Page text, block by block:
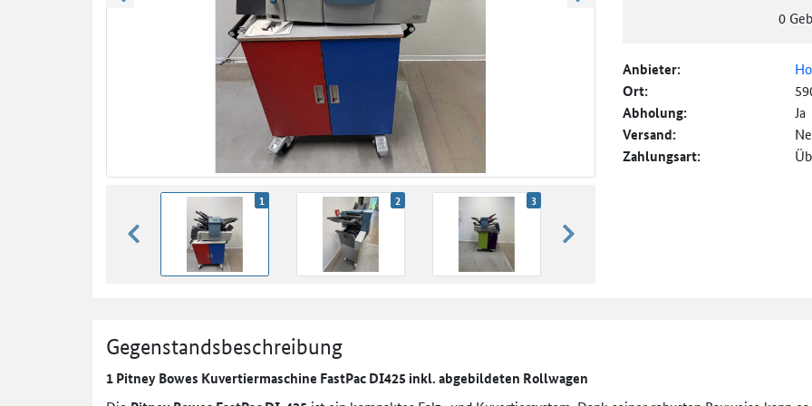
zurück blättern
1 2 3
weiter blättern
0
Anbieter:
Ort:
Abholung: Ja
Versand:
Zahlungsart:
Gegenstandsbeschreibung
1 Pitney Bowes Kuvertiermaschine FastPac DI425 inkl. abgebildeten Rollwagen